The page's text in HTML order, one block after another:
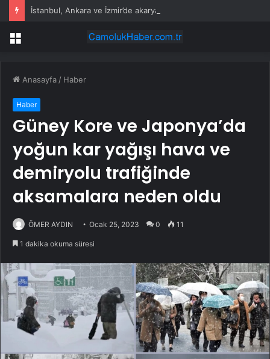
Menü
Anasayfa / Haber
Haber
Güney Kore ve Japonya’da
yoğun kar yağışı hava ve
demiryolu trafiğinde
aksamalara neden oldu
ÖMER AYDIN Ocak 25, 2023 0 11
1 dakika okuma süresi